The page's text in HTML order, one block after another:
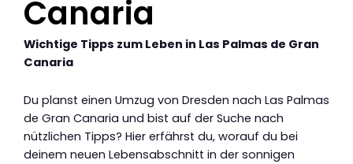
Canaria
Wichtige Tipps zum Leben in Las Palmas de Gran
Canaria
Du planst einen Umzug von Dresden nach Las Palmas
de Gran Canaria und bist auf der Suche nach
nützlichen Tipps? Hier erfährst du, worauf du bei
deinem neuen Lebensabschnitt in der sonnigen